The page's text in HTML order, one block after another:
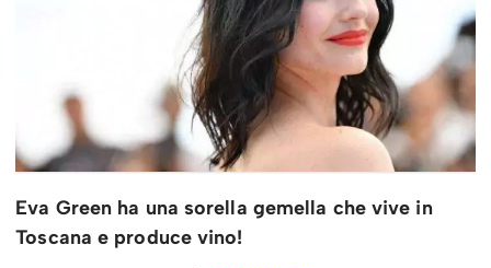
Eva Green ha una sorella gemella che vive in
Toscana e produce vino!